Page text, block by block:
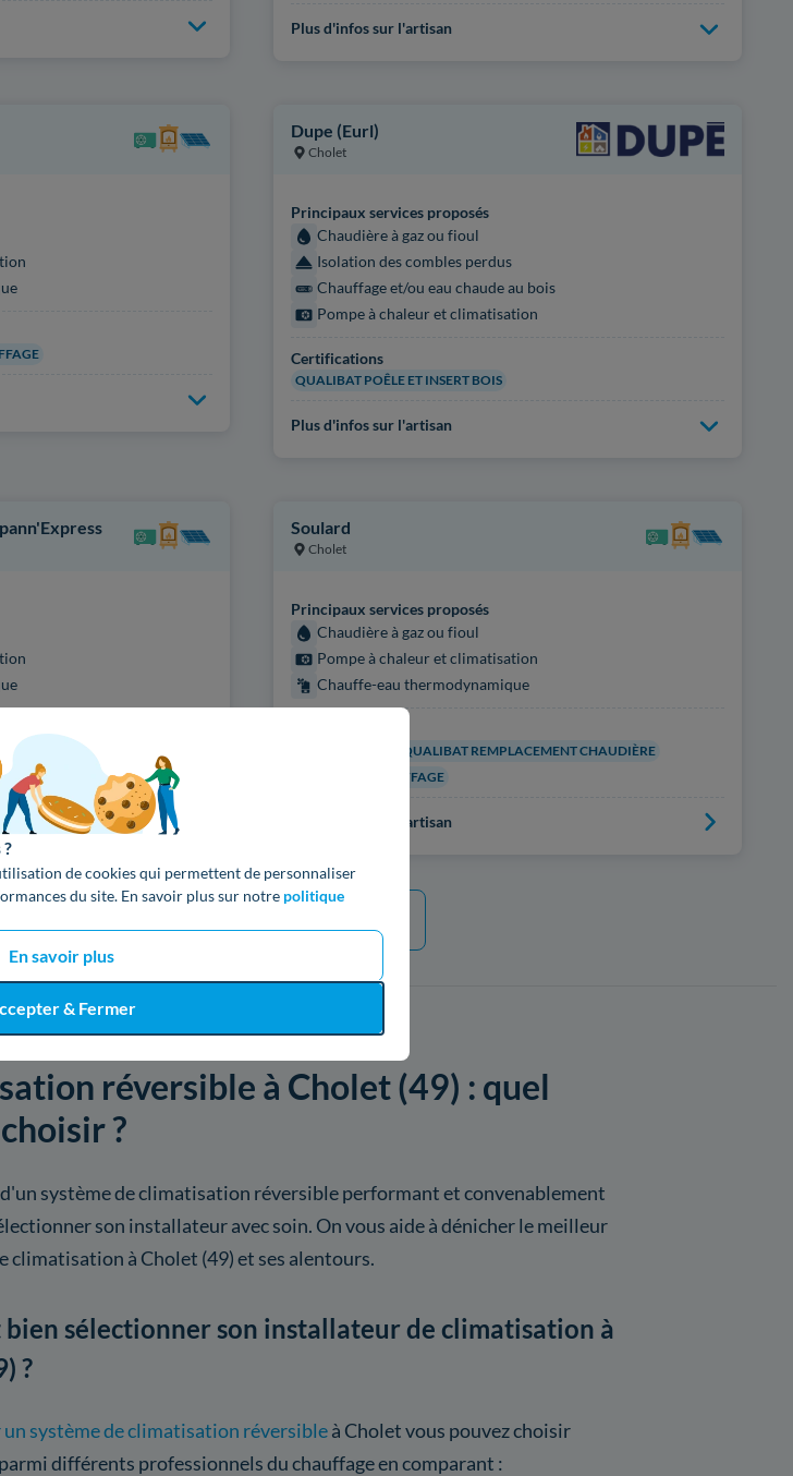
de cookies qui permettent de personnaliser
du site. En savoir plus sur notre politique
En savoir plus
& Fermer
Plus d'infos sur l'artisan
Dupe (Eurl)
Cholet
Principaux services proposés
Chaudière à gaz ou fioul
Isolation des combles perdus
Chauffage et/ou eau chaude au bois
Pompe à chaleur et climatisation
Certifications
QUALIBAT POÊLE ET INSERT BOIS
Plus d'infos sur l'artisan
PAC
Soulard
Cholet
Principaux services proposés
Chaudière à gaz ou fioul
Pompe à chaleur et climatisation
Chauffe-eau thermodynamique
QUALIBAT REMPLACEMENT CHAUDIÈRE
QUALIPAC CHAUFFAGE
Plus d'infos sur l'artisan
réversible à Cholet (49) : quel
?
système de climatisation réversible performant et convenablement
son installateur avec soin. On vous aide à dénicher le meilleur
climatisation à Cholet (49) et ses alentours.
bien sélectionner son installateur de climatisation à
?
système de climatisation réversibleà Cholet vous pouvez choisir
différents professionnels du chauffage en comparant :